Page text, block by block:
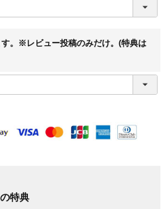
。※レビュー投稿のみだけ。(特典は
特典